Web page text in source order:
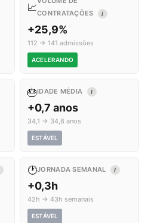
📈CONTRATAÇÕES
I
+25,9%
112 → 141 admissões
ACELERANDO
🎂IDADE MÉDIA I
+0,7 anos
34,1 → 34,8 anos
ESTÁVEL
🕐JORNADA SEMANAL I
+0,3h
42h → 43h semanais
ESTÁVEL